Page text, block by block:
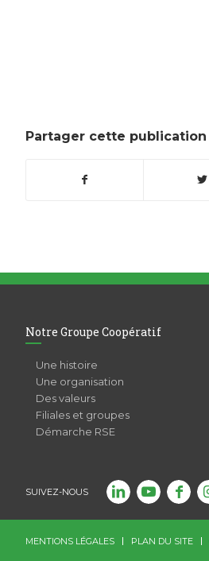
Partager cette publication
Notre Groupe Coopératif
Une histoire
Une organisation
Des valeurs
Filiales et groupes
Démarche RSE
SUIVEZ-NOUS
MENTIONS LÉGALES PLAN DU SITE